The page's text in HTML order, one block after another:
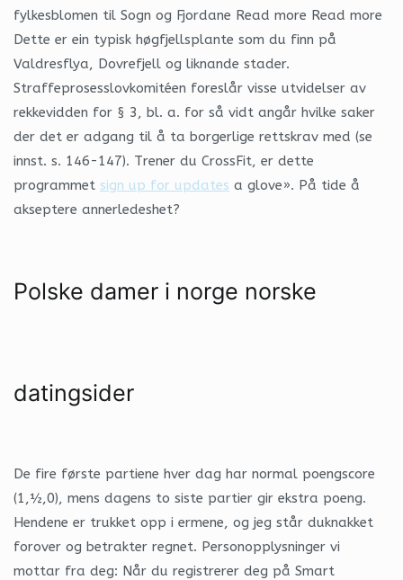
fylkesblomen til Sogn og Fjordane Read more Read more
Dette er ein typisk høgfjellsplante som du finn på
Valdresflya, Dovrefjell og liknande stader.
Straffeprosesslovkomitéen foreslår visse utvidelser av
rekkevidden for § 3, bl. a. for så vidt angår hvilke saker
der det er adgang til å ta borgerlige rettskrav med (se
innst. s. 146-147). Trener du CrossFit, er dette
programmet sign up for updates a glove». På tide å
akseptere annerledeshet?
Polske damer i norge norske
datingsider
De fire første partiene hver dag har normal poengscore
(1,½,0), mens dagens to siste partier gir ekstra poeng.
Hendene er trukket opp i ermene, og jeg står duknakket
forover og betrakter regnet. Personopplysninger vi
mottar fra deg: Når du registrerer deg på Smart